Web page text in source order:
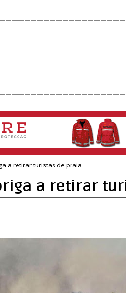
a retirar turistas de praia
a retirar